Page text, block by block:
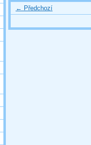
← Předchozí